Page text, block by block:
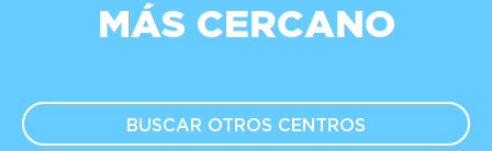
MÁS CERCANO
BUSCAR OTROS CENTROS